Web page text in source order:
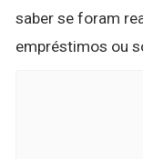
saber se foram
empréstimos ou